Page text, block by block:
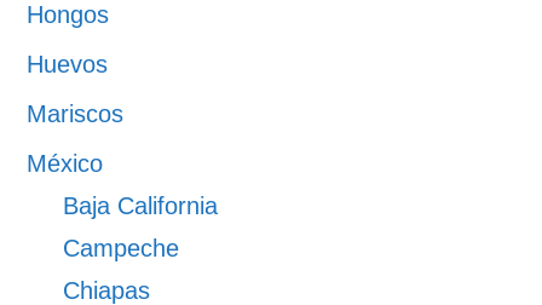
Hongos
Huevos
Mariscos
México
Baja California
Campeche
Chiapas